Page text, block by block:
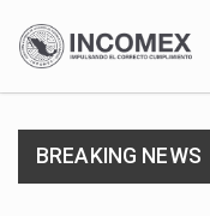
BREAKING NEWS